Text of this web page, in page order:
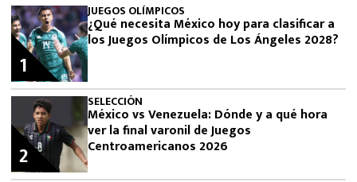
JUEGOS OLÍMPICOS
¿Qué necesita México hoy para clasificar a
los Juegos Olímpicos de Los Ángeles 2028?
1
SELECCIÓN
México vs Venezuela: Dónde y a qué hora
ver la final varonil de Juegos
Centroamericanos 2026
2